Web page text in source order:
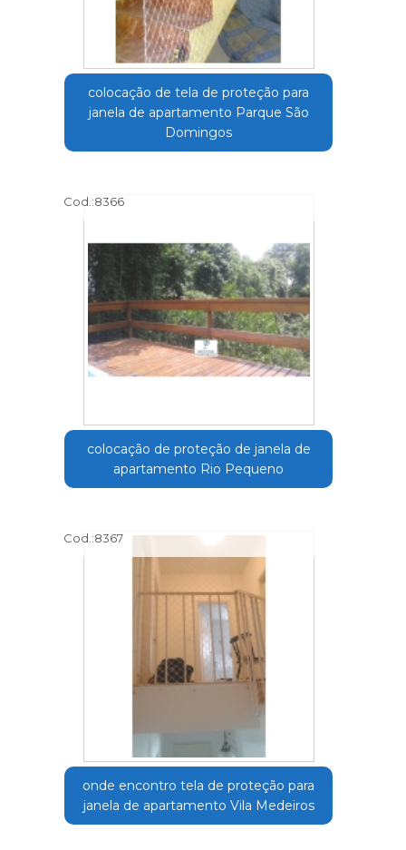
colocação de tela de proteção para
janela de apartamento Parque São
Domingos
Cod.:8366
colocação de proteção de janela de
apartamento Rio Pequeno
Cod.:8367
onde encontro tela de proteção para
janela de apartamento Vila Medeiros